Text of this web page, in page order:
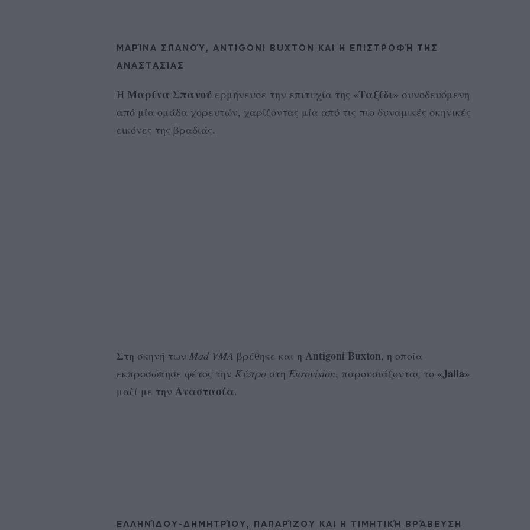
ΜΑΡΊΝΑ ΣΠΑΝΟΎ, ANTIGONI BUXTON ΚΑΙ Η ΕΠΙΣΤΡΟΦΉ ΤΗΣ
ΑΝΑΣΤΑΣΊΑΣ
Η Μαρίνα Σπανού ερμήνευσε την επιτυχία της «Ταξίδι» συνοδευόμενη
από μία ομάδα χορευτών, χαρίζοντας μία από τις πιο δυναμικές σκηνικές
εικόνες της βραδιάς.
Στη σκηνή των Mad VMA βρέθηκε και η Antigoni Buxton, η οποία
εκπροσώπησε φέτος την Κύπρο στη Eurovision, παρουσιάζοντας το «Jalla»
μαζί με την Αναστασία.
ΕΛΛΗΝΊΔΟΥ-ΔΗΜΗΤΡΊΟΥ, ΠΑΠΑΡΊΖΟΥ ΚΑΙ Η ΤΙΜΗΤΙΚΉ ΒΡΆΒΕΥΣΗ